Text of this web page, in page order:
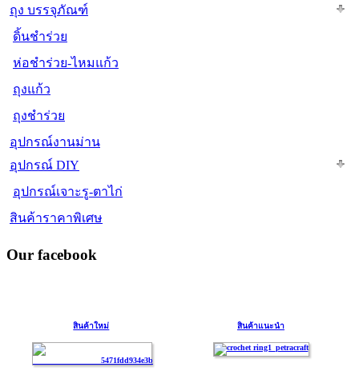
ถุง บรรจุภัณฑ์
ดิ้นชำร่วย
ห่อชำร่วย-ไหมแก้ว
ถุงแก้ว
ถุงชำร่วย
อุปกรณ์งานม่าน
อุปกรณ์ DIY
อุปกรณ์เจาะรู-ตาไก่
สินค้าราคาพิเศษ
Our facebook
สินค้าใหม่ สินค้าแนะนำ